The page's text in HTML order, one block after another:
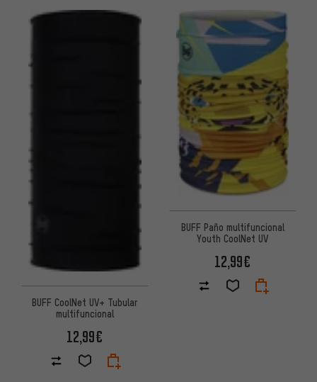
BUFF CoolNet UV+ Tubular
multifuncional
12,99€
BUFF Paño multifuncional
Youth CoolNet UV
12,99€